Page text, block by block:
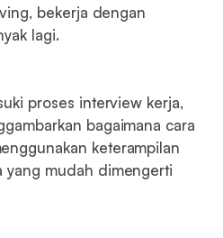
bekerja dengan
lagi.
proses interview kerja,
bagaimana cara
keterampilan
yang mudah dimengerti